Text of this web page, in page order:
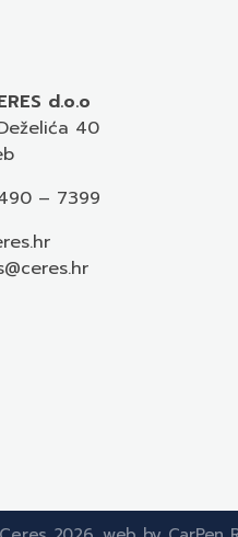
d.o.o
40
– 7399